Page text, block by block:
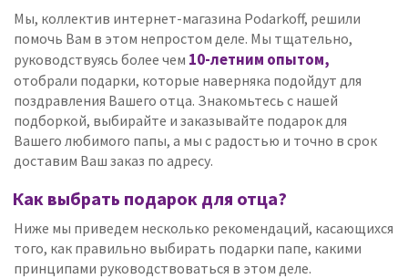
Мы, коллектив интернет-магазина Podarkoff, решили
помочь Вам в этом непростом деле. Мы тщательно,
руководствуясь более чем 10-летним опытом,
отобрали подарки, которые наверняка подойдут для
поздравления Вашего отца. Знакомьтесь с нашей
подборкой, выбирайте и заказывайте подарок для
Вашего любимого папы, а мы с радостью и точно в срок
доставим Ваш заказ по адресу.
Как выбрать подарок для отца?
Ниже мы приведем несколько рекомендаций, касающихся
того, как правильно выбирать подарки папе, какими
принципами руководствоваться в этом деле.